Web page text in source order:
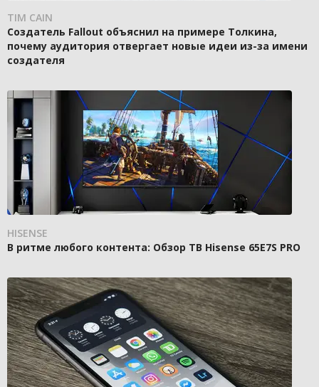
TIM CAIN
Создатель Fallout объяснил на примере Толкина,
почему аудитория отвергает новые идеи из-за имени
создателя
HISENSE
В ритме любого контента: Обзор ТВ Hisense 65E7S PRO